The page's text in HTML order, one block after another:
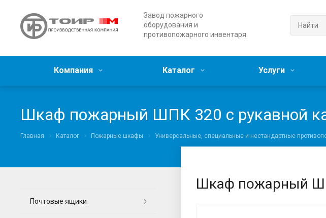
Завод пожарного
оборудования и
противопожарного инвентаря
Компания Каталог Услуги
Шкаф пожарный ШПК 320 с рукавной
Главная Каталог Пожарные шкафы Универсальные, специальные и нестандартные
Шкаф пожарный
Почтовые ящики